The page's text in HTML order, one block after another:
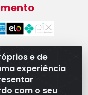
e de
experiência
com o seu
LTDA - CNPJ
667 - Parque
74375-660